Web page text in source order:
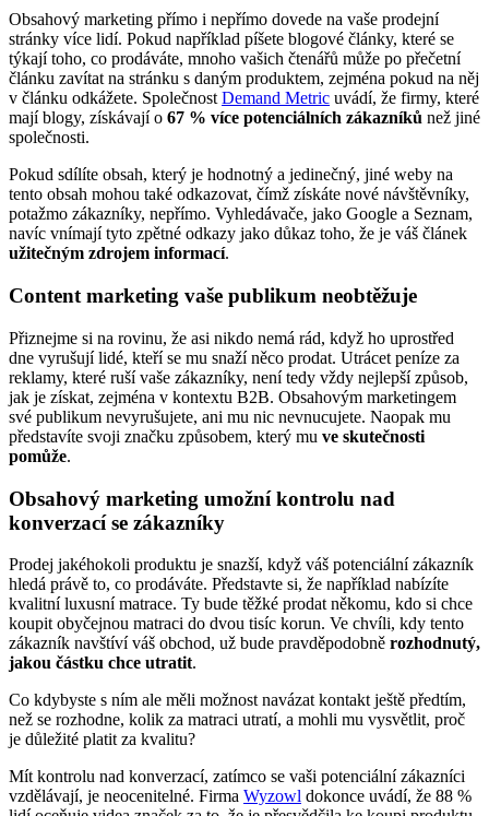
Obsahový marketing přímo i nepřímo dovede na vaše prodejní
stránky více lidí. Pokud například píšete blogové články, které se
týkají toho, co prodáváte, mnoho vašich čtenářů může po přečetní
článku zavítat na stránku s daným produktem, zejména pokud na něj
v článku odkážete. Společnost Demand Metric uvádí, že firmy, které
mají blogy, získávají o 67 % více potenciálních zákazníků než jiné
společnosti.
Pokud sdílíte obsah, který je hodnotný a jedinečný, jiné weby na
tento obsah mohou také odkazovat, čímž získáte nové návštěvníky,
potažmo zákazníky, nepřímo. Vyhledávače, jako Google a Seznam,
navíc vnímají tyto zpětné odkazy jako důkaz toho, že je váš článek
užitečným zdrojem informací.
Content marketing vaše publikum neobtěžuje
Přiznejme si na rovinu, že asi nikdo nemá rád, když ho uprostřed
dne vyrušují lidé, kteří se mu snaží něco prodat. Utrácet peníze za
reklamy, které ruší vaše zákazníky, není tedy vždy nejlepší způsob,
jak je získat, zejména v kontextu B2B. Obsahovým marketingem
své publikum nevyrušujete, ani mu nic nevnucujete. Naopak mu
představíte svoji značku způsobem, který mu ve skutečnosti
pomůže.
Obsahový marketing umožní kontrolu nad
konverzací se zákazníky
Prodej jakéhokoli produktu je snazší, když váš potenciální zákazník
hledá právě to, co prodáváte. Představte si, že například nabízíte
kvalitní luxusní matrace. Ty bude těžké prodat někomu, kdo si chce
koupit obyčejnou matraci do dvou tisíc korun. Ve chvíli, kdy tento
zákazník navštíví váš obchod, už bude pravděpodobně rozhodnutý,
jakou částku chce utratit.
Co kdybyste s ním ale měli možnost navázat kontakt ještě předtím,
než se rozhodne, kolik za matraci utratí, a mohli mu vysvětlit, proč
je důležité platit za kvalitu?
Mít kontrolu nad konverzací, zatímco se vaši potenciální zákazníci
vzdělávají, je neocenitelné. Firma Wyzowl dokonce uvádí, že 88 %